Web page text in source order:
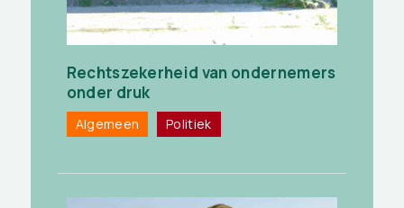
Rechtszekerheid van ondernemers
onder druk
Algemeen Politiek